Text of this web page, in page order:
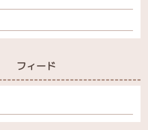
フィード